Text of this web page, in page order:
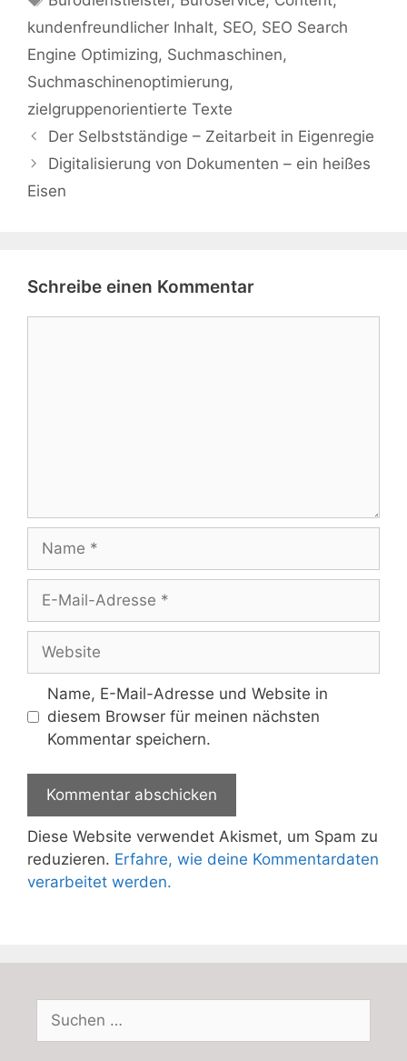
kundenfreundlicher Inhalt, SEO, SEO Search
Engine Optimizing, Suchmaschinen,
Suchmaschinenoptimierung,
zielgruppenorientierte Texte
Der Selbstständige – Zeitarbeit in Eigenregie
Digitalisierung von Dokumenten – ein heißes
Eisen
Schreibe einen Kommentar
Mail-
Adresse
Name, E-Mail-Adresse und Website in
diesem Browser für meinen nächsten
Kommentar speichern.
Diese Website verwendet Akismet, um Spam zu
reduzieren. Erfahre, wie deine Kommentardaten
verarbeitet werden.
nach: